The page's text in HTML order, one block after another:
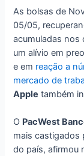
As bolsas de
05/05,
acumuladas nos
um alívio em
e em reação a
mercado de
Apple também
O PacWest
mais castigados
do país, afirmou